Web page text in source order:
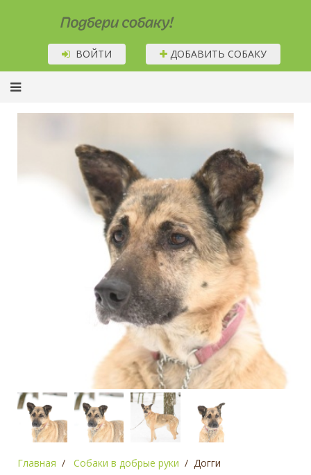
Подбери собаку!
ВОЙТИ ДОБАВИТЬ СОБАКУ
Главная Собаки в добрые руки Догги